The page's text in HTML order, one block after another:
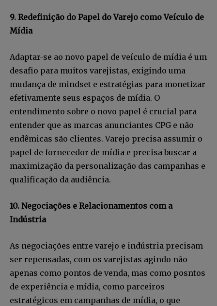
9. Redefinição do Papel do Varejo como Veículo de
Mídia
Adaptar-se ao novo papel de veículo de mídia é um
desafio para muitos varejistas, exigindo uma
mudança de mindset e estratégias para monetizar
efetivamente seus espaços de mídia. O
entendimento sobre o novo papel é crucial para
entender que as marcas anunciantes CPG e não
endêmicas são clientes. Varejo precisa assumir o
papel de fornecedor de mídia e precisa buscar a
maximização da personalização das campanhas e
qualificação da audiência.
10. Negociações e Relacionamentos com a
Indústria
As negociações entre varejo e indústria precisam
ser repensadas, com os varejistas agindo não
apenas como pontos de venda, mas como posntos
de experiência e mídia, como parceiros
estratégicos em campanhas de mídia, o que